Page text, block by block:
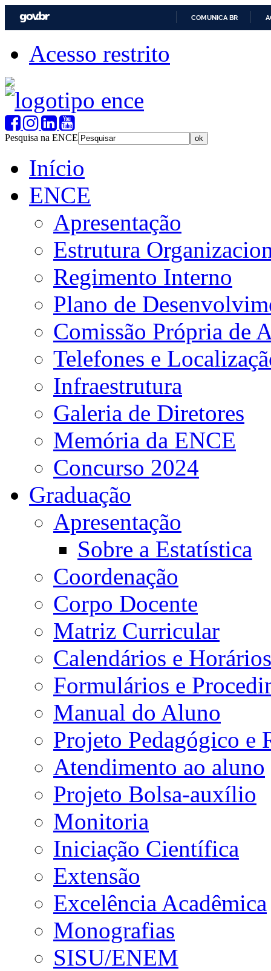
COMUNICA BR
Acesso restrito
Pesquisa na ENCE
Início
ENCE
Apresentação
Estrutura
Regimento Interno
Plano de
Comissão Própria de
Telefones e
Infraestrutura
Galeria de Diretores
Memória da ENCE
Concurso 2024
Graduação
Apresentação
Sobre a Estatística
Coordenação
Corpo Docente
Matriz Curricular
Calendários e Horários
Formulários e
Manual do Aluno
Projeto Pedagógico e
Atendimento ao aluno
Projeto Bolsa-auxílio
Monitoria
Iniciação Científica
Extensão
Excelência Acadêmica
Monografias
SISU/ENEM